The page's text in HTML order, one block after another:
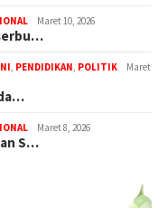
Maret 10, 2026
, PENDIDIKAN, POLITIK
Maret
Maret 8, 2026
S…